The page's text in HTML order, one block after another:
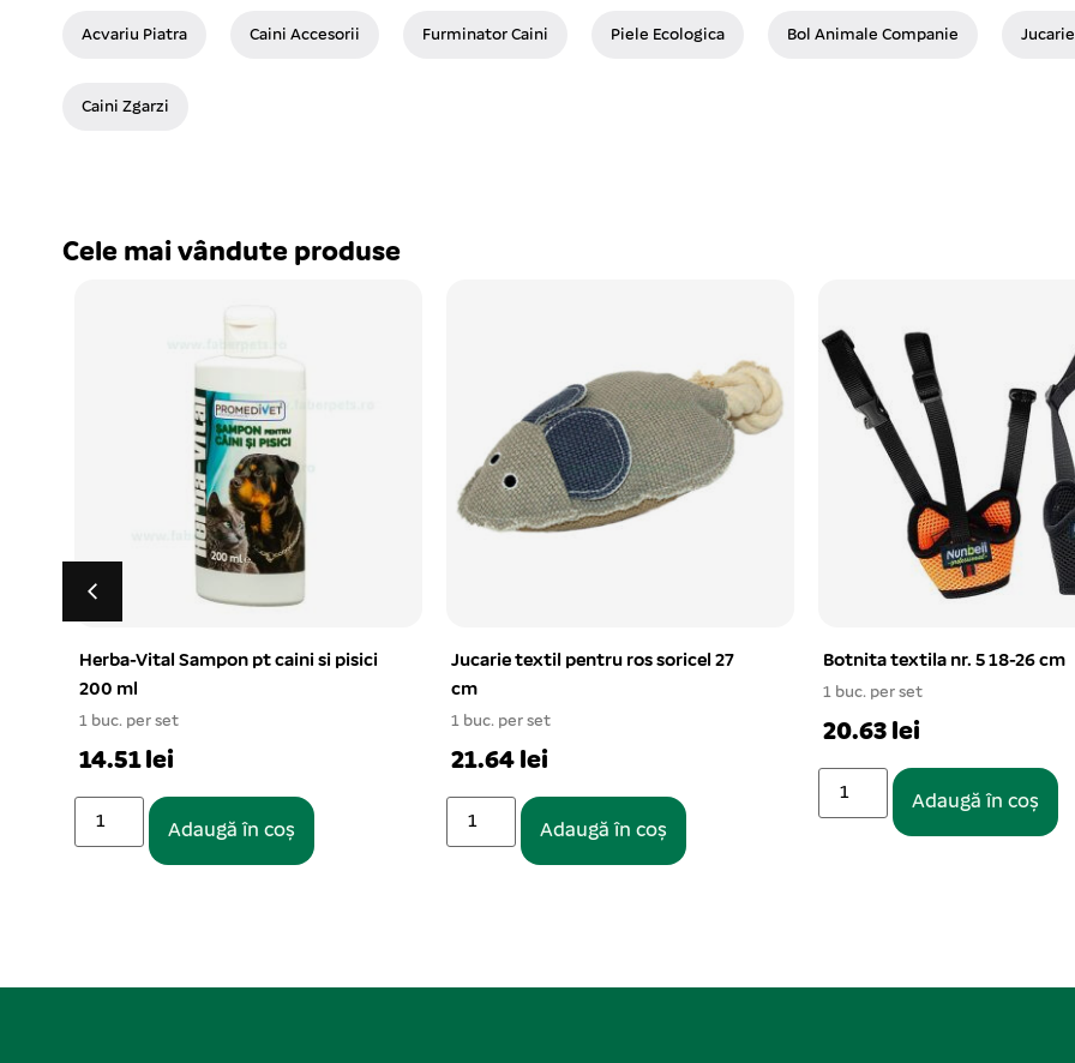
Acvariu Piatra Caini Accesorii Furminator Caini Piele Ecologica Bol Animale Companie
Caini Zgarzi
Cele mai vândute produse
Jucarie textil pentru ros soricel 27
cm
1 buc. per set
21.64 lei
Adaugă în coș
Botnita textila nr. 5 18-26 cm
1 buc. per set
20.63 lei
Adaugă în coș
Picaturi ECTOCID NATURAL
caini-pisici 30 ml
1 buc. per set
18.15 lei